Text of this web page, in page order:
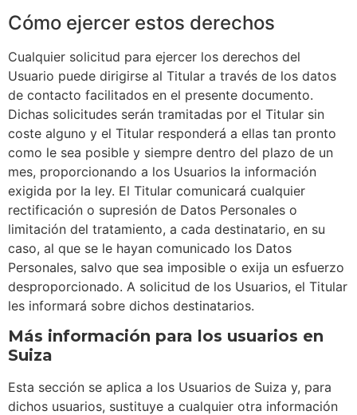
Cómo ejercer estos derechos
Cualquier solicitud para ejercer los derechos del
Usuario puede dirigirse al Titular a través de los datos
de contacto facilitados en el presente documento.
Dichas solicitudes serán tramitadas por el Titular sin
coste alguno y el Titular responderá a ellas tan pronto
como le sea posible y siempre dentro del plazo de un
mes, proporcionando a los Usuarios la información
exigida por la ley. El Titular comunicará cualquier
rectificación o supresión de Datos Personales o
limitación del tratamiento, a cada destinatario, en su
caso, al que se le hayan comunicado los Datos
Personales, salvo que sea imposible o exija un esfuerzo
desproporcionado. A solicitud de los Usuarios, el Titular
les informará sobre dichos destinatarios.
Más información para los usuarios en
Suiza
Esta sección se aplica a los Usuarios de Suiza y, para
dichos usuarios, sustituye a cualquier otra información